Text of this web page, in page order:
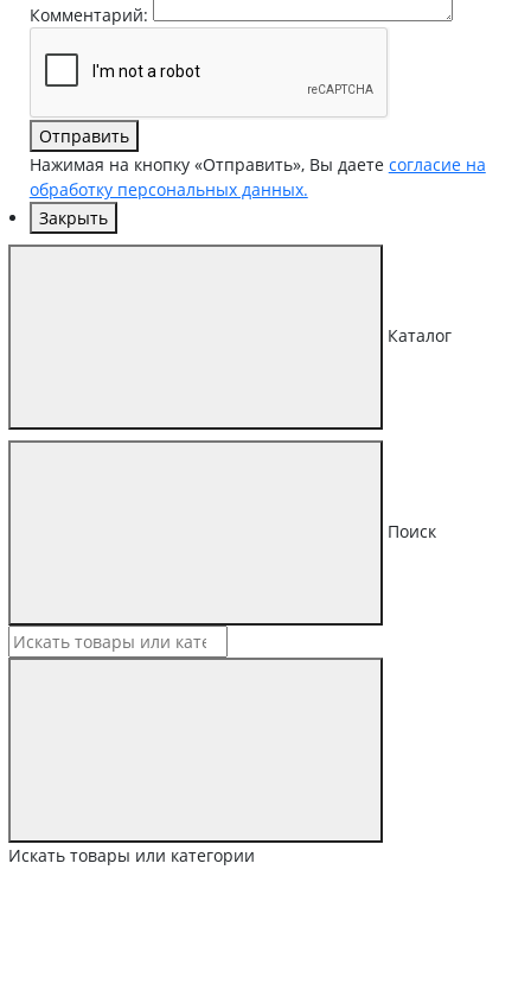
Комментарий:
Отправить
Нажимая на кнопку «Отправить», Вы даете согласие на
обработку персональных данных.
Закрыть
Каталог
Поиск
Искать товары или категории